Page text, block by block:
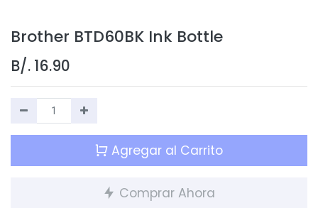
Brother BTD60BK Ink Bottle
B/. 16.90
Agregar al Carrito
Comprar Ahora